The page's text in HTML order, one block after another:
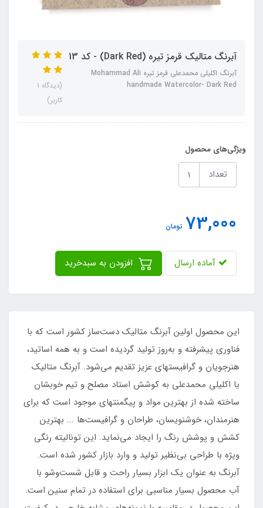
آبرنگ متالیک قرمز تیره (Dark Red) - کد 13
آبرنگ اکلیلی محمدعلی قرمز تیره Mohammad Ali
handmade Watercolor- Dark Red
(دیدگاه 1
کاربر)
ویژگی‌های محصول
تعداد
73,000 تومان
آماده ارسال
این محصول اولین آبرنگ متالیک دست‌ساز کشور است که با
فناوری پیشرفته و به‌روز تولید گردیده است و به همه اساتید،
هنرجویان و گرافیستهای عزیز تقدیم می‌شود. آبرنگ متالیک
یا اکلیلی محمدعلی به کوشش استاد مصلح و تیم خوبشان
ساخته شده از بهترین مواد و پیگمنتهای موجود است که برای
هنرمندان، خوشنویسان، طراحان و گرافیست‌ها ... بهترین
کشش و پوشش رنگ را ایجاد می‌نماید. این تونالیته رنگی
ویژه با طراحی بی‌نظیر تولید و وارد بازار کشور شده است.
آبرنگ به عنوان یک ابزار بسیار راحت و قابل شست‌وشو با
آب محصول بسیار مناسبی برای استفاده در تمام سنین است.